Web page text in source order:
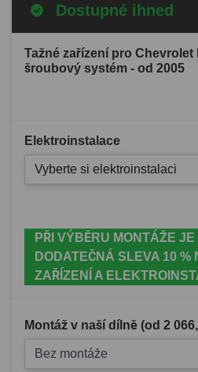
Dostupné ihned
Tažné zařízení pro Chevrolet
šroubový systém - od 2005
Elektroinstalace
Vyberte si elektroinstalaci
PŘI VÝBĚRU MONTÁŽE JE
DODATEČNÁ SLEVA 10 %
ZAŘÍZENÍ A
Montáž v naší dílně (od 2
Bez montáže